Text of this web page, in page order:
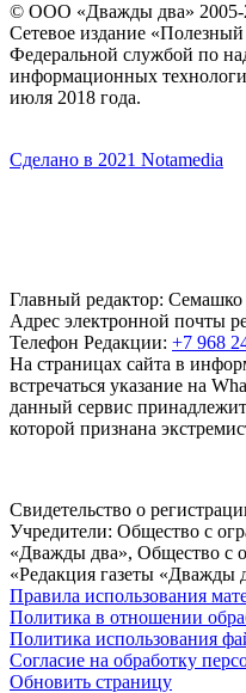
© ООО «Дважды два» 2005-
Сетевое издание
Федеральной службой по
информационных
июля 2018 года.
Сделано в 2021 Notamedia
Главный редактор:
Адрес электронной почты
Телефон Редакции: +7 968
На страницах сайта в
встречаться указание на
данный сервис
которой признана
Свидетельство о
Учредители: Общество с
«Дважды два», Общество с
«Редакция газеты «Дважды
Правила использования
Политика в отношении
Политика использования
Согласие на обработку
Обновить страницу